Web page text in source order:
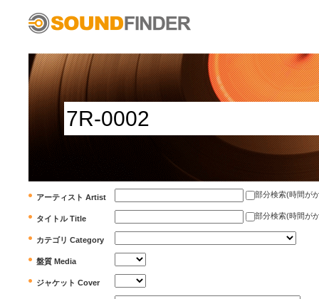
アーティスト Artist 部分検索(時間が
タイトル Title 部分検索(時間が
カテゴリ Category
盤質 Media
ジャケット Cover